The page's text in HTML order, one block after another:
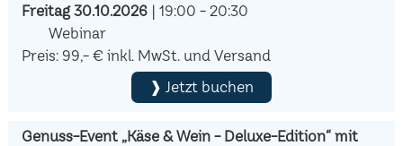
Freitag 30.10.2026| 19:00 - 20:30
Webinar
Preis: 99,- € inkl. MwSt. und Versand
❱ Jetzt buchen
Genuss-Event „Käse & Wein - Deluxe-Edition“ mit